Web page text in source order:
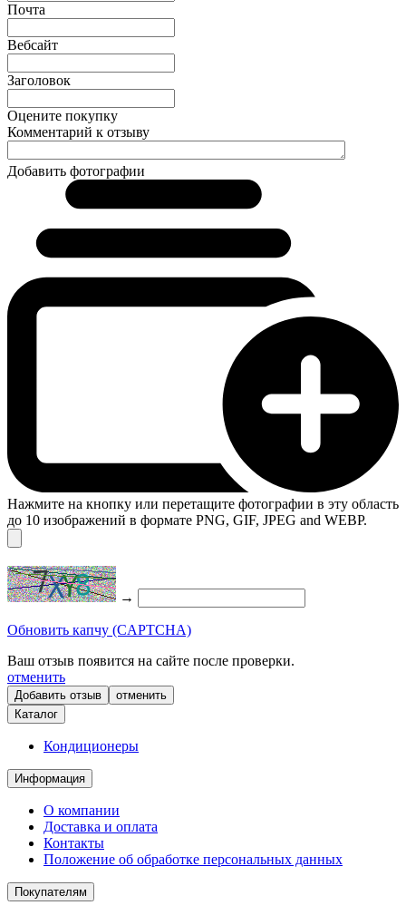
Почта
Вебсайт
Заголовок
Оцените покупку
Комментарий к отзыву
Добавить фотографии
Нажмите на кнопку или перетащите фотографии в эту область
до 10 изображений в формате PNG, GIF, JPEG and WEBP.
→
Обновить капчу (CAPTCHA)
Ваш отзыв появится на сайте после проверки.
отменить
отменить
Каталог
Кондиционеры
Информация
О компании
Доставка и оплата
Контакты
Положение об обработке персональных данных
Покупателям